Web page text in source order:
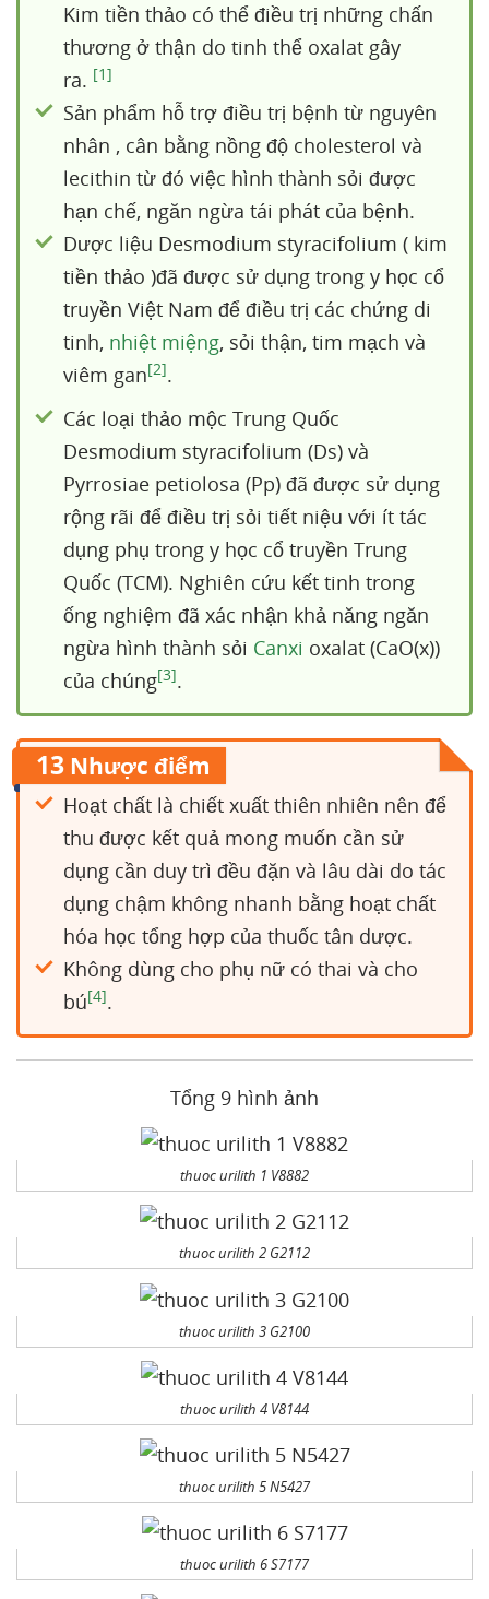
Kim tiền thảo có thể điều trị những chấn
thương ở thận do tinh thể oxalat gây
ra. [1]
Sản phẩm hỗ trợ điều trị bệnh từ nguyên
nhân , cân bằng nồng độ cholesterol và
lecithin từ đó việc hình thành sỏi được
hạn chế, ngăn ngừa tái phát của bệnh.
Dược liệu Desmodium styracifolium ( kim
tiền thảo )đã được sử dụng trong y học cổ
truyền Việt Nam để điều trị các chứng di
tinh, nhiệt miệng, sỏi thận, tim mạch và
viêm gan[2].
Các loại thảo mộc Trung Quốc
Desmodium styracifolium (Ds) và
Pyrrosiae petiolosa (Pp) đã được sử dụng
rộng rãi để điều trị sỏi tiết niệu với ít tác
dụng phụ trong y học cổ truyền Trung
Quốc (TCM). Nghiên cứu kết tinh trong
ống nghiệm đã xác nhận khả năng ngăn
ngừa hình thành sỏi Canxi oxalat (CaO(x))
của chúng[3].
13 Nhược điểm
Hoạt chất là chiết xuất thiên nhiên nên để
thu được kết quả mong muốn cần sử
dụng cần duy trì đều đặn và lâu dài do tác
dụng chậm không nhanh bằng hoạt chất
hóa học tổng hợp của thuốc tân dược.
Không dùng cho phụ nữ có thai và cho
bú[4].
Tổng 9 hình ảnh
thuoc urilith 1 V8882
thuoc urilith 2 G2112
thuoc urilith 3 G2100
thuoc urilith 4 V8144
thuoc urilith 5 N5427
thuoc urilith 6 S7177